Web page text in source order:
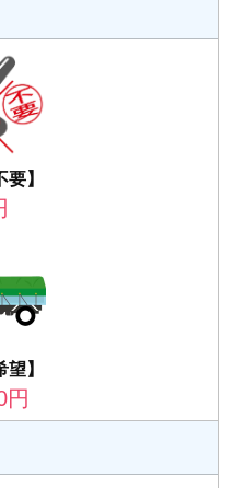
要】
望】
円